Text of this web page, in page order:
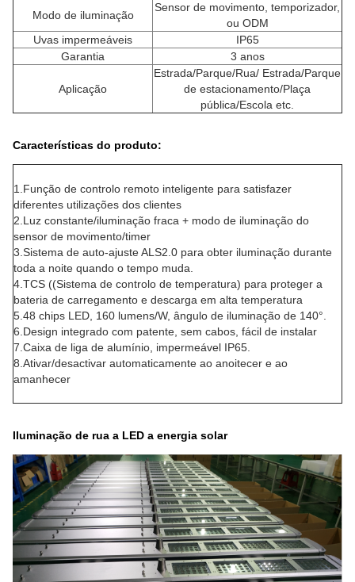
Modo de iluminação
Sensor de movimento, temporizador,
ou ODM
Uvas impermeáveis
IP65
Garantia
3 anos
Aplicação
Estrada/Parque/Rua/ Estrada/Parque
de estacionamento/Plaça
pública/Escola etc.
Características do produto:
1. Função de controlo remoto inteligente para satisfazer
diferentes utilizações dos clientes
2. Luz constante/iluminação fraca + modo de iluminação do
sensor de movimento/timer
3. Sistema de auto-ajuste ALS2.0 para obter iluminação durante
toda a noite quando o tempo muda
4. TCS ((Sistema de controlo de temperatura) para proteger a
bateria de carregamento e descarga em alta temperatura
5. 48 chips LED, 160 lumens/W, ângulo de iluminação de 140°.
6. Design integrado com patente, sem cabos, fácil de instalar
7. Caixa de liga de alumínio, impermeável IP65.
8. Ativar/desactivar automaticamente ao anoitecer e ao
amanhecer
Iluminação de rua a LED a energia solar